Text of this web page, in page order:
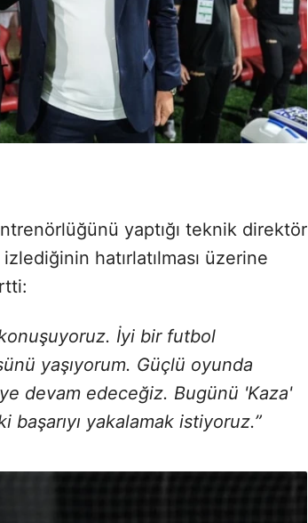
yaptığı teknik direktör
hatırlatılması üzerine
İyi bir futbol
yaşıyorum. Güçlü oyunda
devam edeceğiz. Bugünü 'Kaza'
yakalamak istiyoruz.”